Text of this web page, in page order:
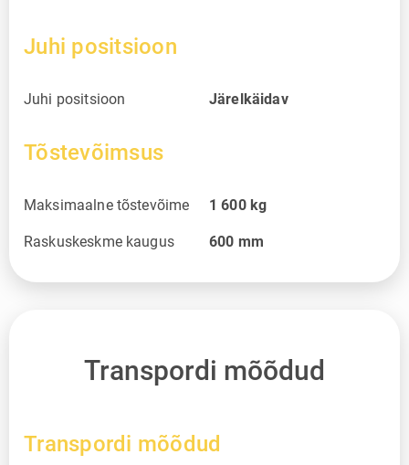
Juhi positsioon
Juhi positsioon Järelkäidav
Tõstevõimsus
Maksimaalne tõstevõime 1 600 kg
Raskuskeskme kaugus 600 mm
Transpordi mõõdud
Transpordi mõõdud